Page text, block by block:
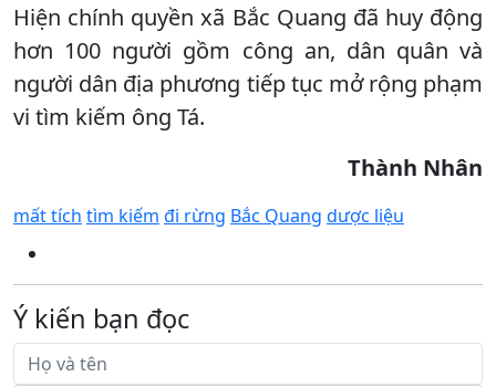
Hiện chính quyền xã Bắc Quang đã huy động
hơn 100 người gồm công an, dân quân và
người dân địa phương tiếp tục mở rộng phạm
vi tìm kiếm ông Tá.
Thành Nhân
mất tích tìm kiếm đi rừng Bắc Quang dược liệu
Ý kiến bạn đọc